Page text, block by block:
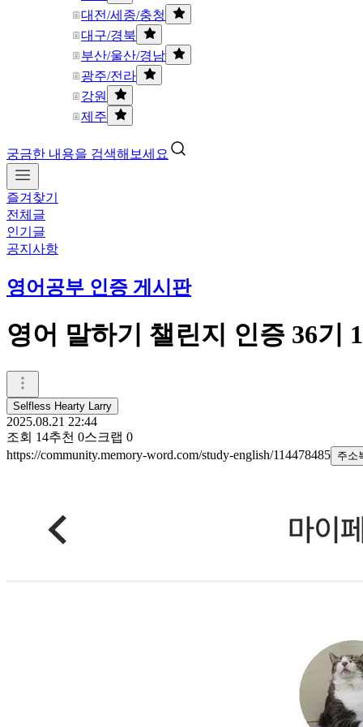
대전/세종/충청
대구/경북
부산/울산/경남
광주/전라
강원
제주
궁금한 내용을 검색해보세요
즐겨찾기
전체글
인기글
공지사항
영어공부 인증 게시판
영어 말하기 챌린지 인증 36기
Selfless Hearty Larry
2025.08.21 22:44
조회 14추천 0스크랩 0
https://community.memory-word.com/study-english/114478485 주소